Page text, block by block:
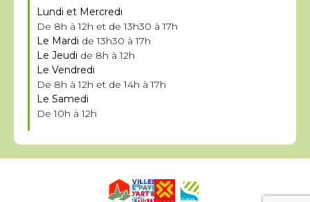
Lundi et Mercredi
De 8h à 12h et de 13h30 à 17h
Le Mardi de 13h30 à 17h
Le Jeudi de 8h à 12h
Le Vendredi
De 8h à 12h et de 14h à 17h
Le Samedi
De 10h à 12h